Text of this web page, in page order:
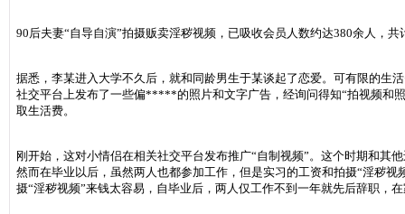
90后夫妻“自导自演”拍摄贩卖淫秽视频，已吸收会员人数约达380余人，
据悉，李某进入大学不久后，就和同龄男生于某谈起了恋爱。可有限的生
社交平台上发布了一些偏*****的照片和文字广告，经询问得知“拍视频和
取生活费。
刚开始，这对小情侣在相关社交平台发布推广“自制视频”。这个时期和其
然而在毕业以后，虽然两人也都参加工作，但是实习的工资和拍摄“淫秽
摄“淫秽视频”来钱太容易，自毕业后，两人仅工作不到一年就先后辞职，